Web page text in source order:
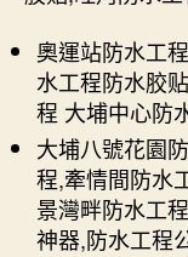
奧運站防水工
水工程防水胶
程 大埔中心防
大埔八號花園
程,牽情間防水
景灣畔防水工
神器,防水工程